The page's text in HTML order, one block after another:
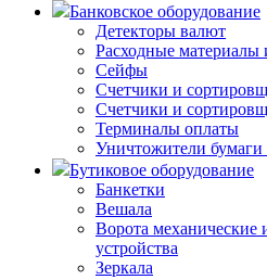
Банковское оборудование
Детекторы валют
Расходные
Сейфы
Счетчики и
Счетчики и
Терминалы оплаты
Уничтожители
Бутиковое оборудование
Банкетки
Вешала
Ворота механические
устройства
Зеркала